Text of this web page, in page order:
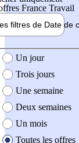
France Travail
filtres de Date de
création de l'offre
Un jour
Trois jours
Une semaine
Deux semaines
Un mois
Toutes les offres